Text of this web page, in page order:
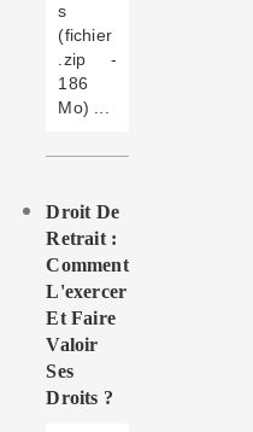
s
(fichier
.zip -
186
Mo) ...
Droit De
Retrait :
Comment
L'exercer
Et Faire
Valoir
Ses
Droits ?